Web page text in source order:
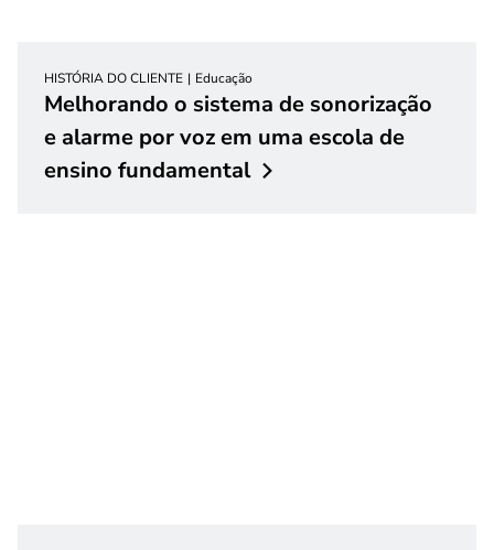
HISTÓRIA DO CLIENTE Educação
Melhorando o sistema de sonorização
e alarme por voz em uma escola de
ensino fundamental